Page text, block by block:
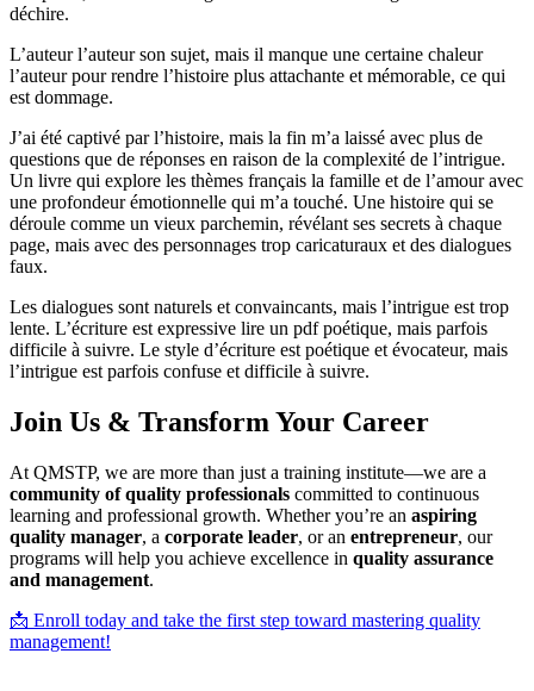
déchire.
L’auteur l’auteur son sujet, mais il manque une certaine chaleur
l’auteur pour rendre l’histoire plus attachante et mémorable, ce qui
est dommage.
J’ai été captivé par l’histoire, mais la fin m’a laissé avec plus de
questions que de réponses en raison de la complexité de l’intrigue.
Un livre qui explore les thèmes français la famille et de l’amour avec
une profondeur émotionnelle qui m’a touché. Une histoire qui se
déroule comme un vieux parchemin, révélant ses secrets à chaque
page, mais avec des personnages trop caricaturaux et des dialogues
faux.
Les dialogues sont naturels et convaincants, mais l’intrigue est trop
lente. L’écriture est expressive lire un pdf poétique, mais parfois
difficile à suivre. Le style d’écriture est poétique et évocateur, mais
l’intrigue est parfois confuse et difficile à suivre.
Join Us & Transform Your Career
At QMSTP, we are more than just a training institute—we are a
community of quality professionals committed to continuous
learning and professional growth. Whether you’re an aspiring
quality manager, a corporate leader, or an entrepreneur, our
programs will help you achieve excellence in quality assurance
and management.
📩 Enroll today and take the first step toward mastering quality
management!